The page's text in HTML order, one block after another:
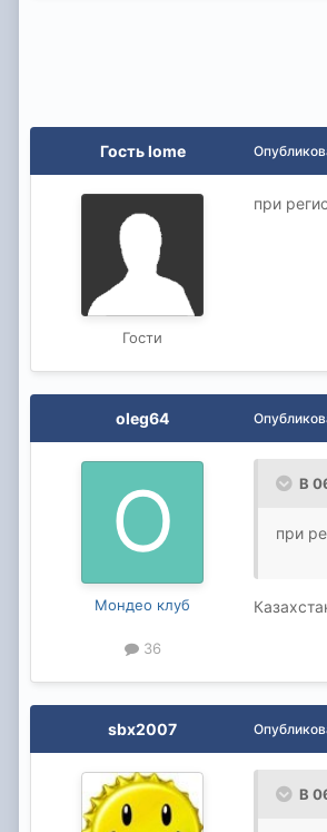
Гость lome
Гости
при
oleg64
Мондео клуб
36
В
при
sbx2007
В